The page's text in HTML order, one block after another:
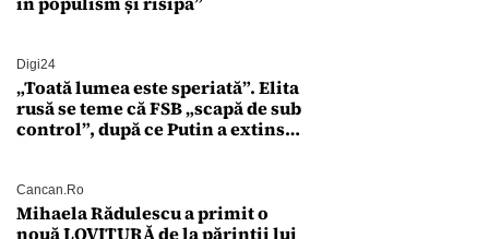
Digi24
„Toată lumea este speriată”. Elita
rusă se teme că FSB „scapă de sub
control”, după ce Putin a extins
Cancan.ro
Mihaela Rădulescu a primit o
nouă LOVITURĂ de la părinții lui